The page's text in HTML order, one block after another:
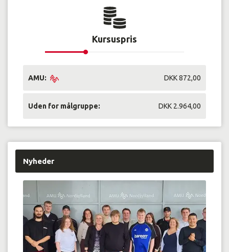
Kursuspris
AMU: DKK 872,00
Uden for målgruppe: DKK 2.964,00
Nyheder